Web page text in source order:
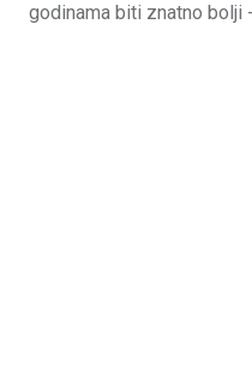
godinama biti znatno bolji